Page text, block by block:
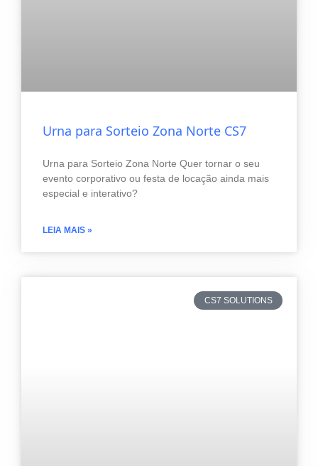
Urna para Sorteio Zona Norte CS7
Urna para Sorteio Zona Norte Quer tornar o seu
evento corporativo ou festa de locação ainda mais
especial e interativo?
LEIA MAIS »
CS7 SOLUTIONS